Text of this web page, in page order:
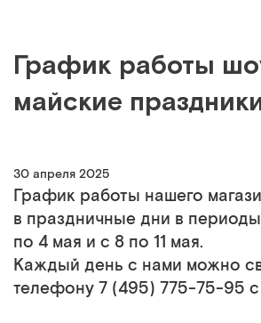
График работы
майские
30 апреля 2025
График работы нашего
в праздничные дни в
по 4 мая и с 8 по 11 мая.
Каждый день с нами можно
телефону 7 (495) 775-75-95